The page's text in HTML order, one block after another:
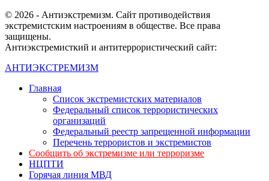
© 2026 - Антиэкстремизм. Сайт противодействия
экстремистским настроениям в обществе. Все права
защищены.
Антиэкстремисткий и антитеррористический сайт:
АНТИЭКСТРЕМИЗМ
Главная
Список экстремистских материалов
Федеральный список террористических
организаций
Федеральный реестр запрещенной информации
Перечень террористов и экстремистов
Сообщить об экстремизме или терроризме
НЦПТИ
Горячая линия МВД